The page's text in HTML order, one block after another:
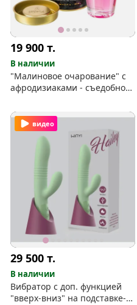
19 900т.
В наличии
"Малиновое очарование" с
афродизиаками - съедобное
видео
29 500т.
В наличии
Вибратор с доп. функцией
"вверх-вниз" на подставке-